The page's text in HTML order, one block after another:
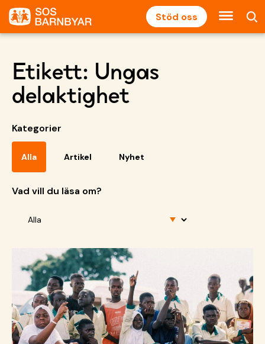
Stöd oss
Etikett: Ungas
delaktighet
Kategorier
Alla Artikel Nyhet
Vad vill du läsa om?